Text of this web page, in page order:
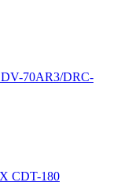
70AR3/DRC-
CDT-180